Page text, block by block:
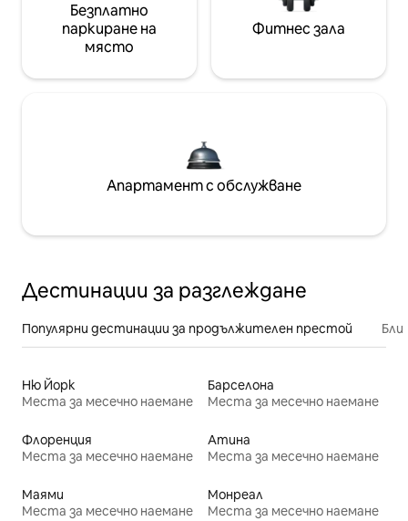
Безплатно
паркиране на
място
Фитнес зала
Апартамент с обслужване
Дестинации за разглеждане
Популярни дестинации за продължителен престой
Ню Йорк
Места за месечно наемане
Барселона
Места за месечно наемане
Флоренция
Места за месечно наемане
Атина
Места за месечно наемане
Маями
Места за месечно наемане
Монреал
Места за месечно наемане